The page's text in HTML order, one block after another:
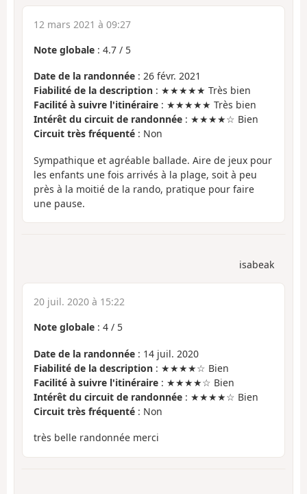
12 mars 2021 à 09:27
Note globale : 4.7 / 5
Date de la randonnée : 26 févr. 2021
Fiabilité de la description : ★★★★★ Très bien
Facilité à suivre l'itinéraire : ★★★★★ Très bien
Intérêt du circuit de randonnée : ★★★★☆ Bien
Circuit très fréquenté : Non
Sympathique et agréable ballade. Aire de jeux pour
les enfants une fois arrivés à la plage, soit à peu
près à la moitié de la rando, pratique pour faire
une pause.
isabeak
20 juil. 2020 à 15:22
Note globale : 4 / 5
Date de la randonnée : 14 juil. 2020
Fiabilité de la description : ★★★★☆ Bien
Facilité à suivre l'itinéraire : ★★★★☆ Bien
Intérêt du circuit de randonnée : ★★★★☆ Bien
Circuit très fréquenté : Non
très belle randonnée merci